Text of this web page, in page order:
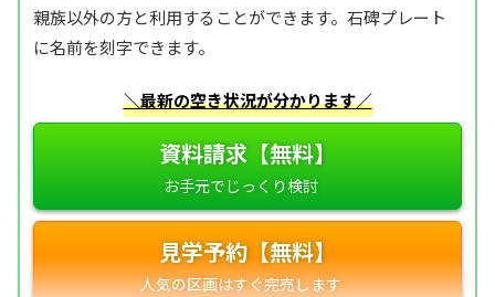
親族以外の方と利用することができます。石碑プレート
に名前を刻字できます。
＼最新の空き状況が分かります／
資料請求【無料】
見学予約【無料】